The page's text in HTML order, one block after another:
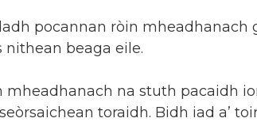
pocannan ròin
beaga eile.
na stuth pacaidh
toraidh. Bidh iad a’